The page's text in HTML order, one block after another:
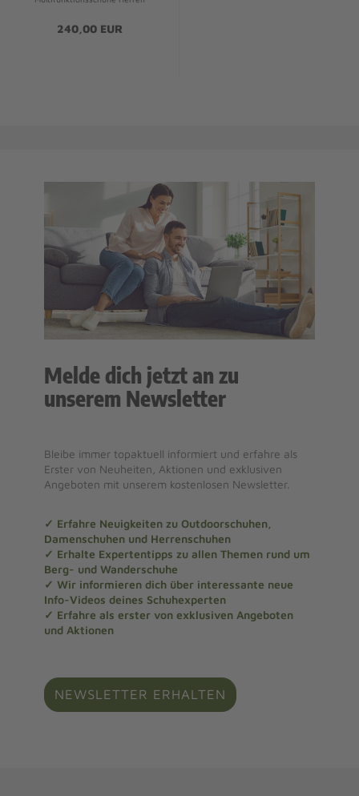
240,00 EUR
Melde dich jetzt an zu
unserem Newsletter
Bleibe immer topaktuell informiert und erfahre als
Erster von Neuheiten, Aktionen und exklusiven
Angeboten mit unserem kostenlosen Newsletter.
✓ Erfahre Neuigkeiten zu Outdoorschuhen,
Damenschuhen und Herrenschuhen
✓ Erhalte Expertentipps zu allen Themen rund um
Berg- und Wanderschuhe
✓ Wir informieren dich über interessante neue
Info-Videos deines Schuhexperten
✓ Erfahre als erster von exklusiven Angeboten
und Aktionen
NEWSLETTER ERHALTEN